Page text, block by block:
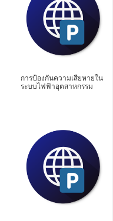
การป้องกันความเสียหายใน
ระบบไฟฟ้าอุตสาหกรรม